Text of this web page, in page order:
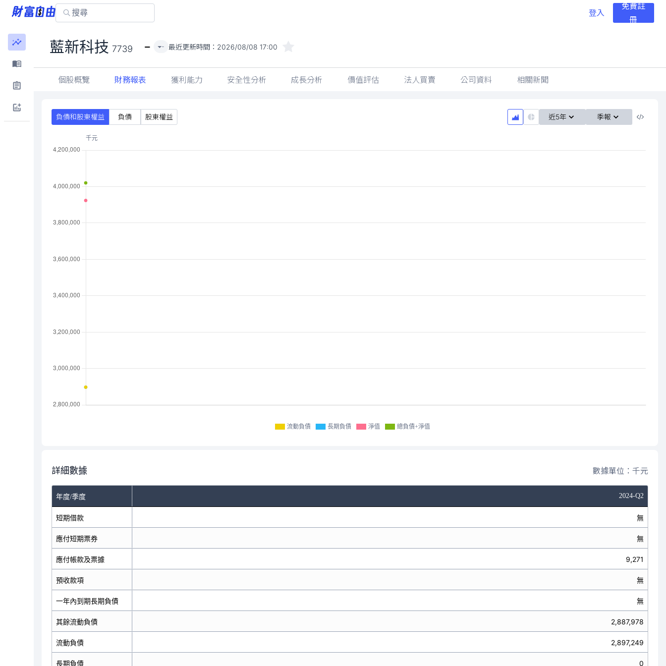
登入
免費註
冊
藍新科技 7739 - - 最近更新時間： 2026/08/08 17:00
個股概覽 財務報表 獲利能力 安全性分析 成長分析 價值評估 法人買賣 公司資料 相關新聞
負債和股東權益 負債 股東權益 近5年 季報
流動負債 長期負債 淨值 總負債+淨值
詳細數據 數據單位：千元
年度/季度 2024-Q2
短期借款
應付短期票券
應付帳款及票據
預收款項
一年內到期長期負債
其餘流動負債
流動負債
長期負債
無
無
9,271
無
無
2,887,978
2,897,249
0